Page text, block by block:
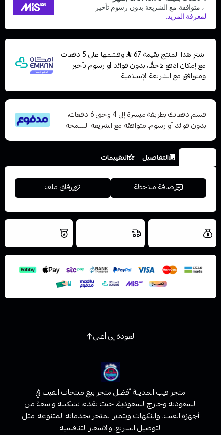
اشترِ هذا المنتج بقيمة 67
وقسّمها على 5 دفعات
مع إمكان ادفع لاحقًا، بدون فوائد أو رسوم تأخير
ومتوافق مع الشريعة الإسلامية
قسم دفعاتك بطريقة ميسرة إلى 4 وحتى 6 دفعات،
بدون فوائد أو رسوم. متوافقة مع الشريعة السمحة
التفاصيل التقييمات
إضافة ملاحظة إرفاق ملف
اسحب و افلت الملف هنا
استعراض
نتميز بلجودة
العودة إلى أعلى
متجر فيب المدينة أفضل متجر بيع منتجات الفيب في
السعودية وخارج السعودية، حيث يقدم تشكيلة واسعة من
أجهزة الفيب، والنكهات ويتميز المتجر بخدماته المتنوعة، مثل
التوصيل السريع، والاسعار التنافسية